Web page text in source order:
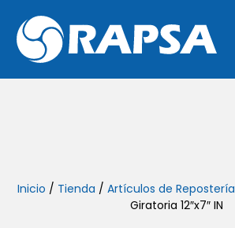
Inicio / Tienda / Artículos de Repostería
Giratoria 12″x7″ IN